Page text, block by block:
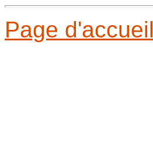
Page d'accueil